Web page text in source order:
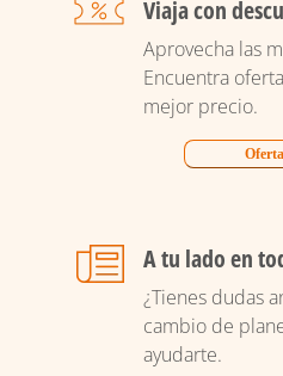
Viaja con
Aprovecha las
Encuentra
mejor precio.
A tu lado en
¿Tienes dudas
cambio de
ayudarte.